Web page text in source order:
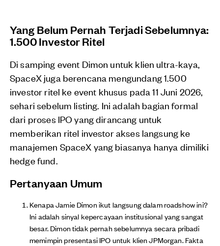
Yang Belum Pernah Terjadi Sebelumnya:
1.500 Investor Ritel
Di samping event Dimon untuk klien ultra-kaya,
SpaceX juga berencana mengundang 1.500
investor ritel ke event khusus pada 11 Juni 2026,
sehari sebelum listing. Ini adalah bagian formal
dari proses IPO yang dirancang untuk
memberikan ritel investor akses langsung ke
manajemen SpaceX yang biasanya hanya dimiliki
hedge fund.
Pertanyaan Umum
Kenapa Jamie Dimon ikut langsung dalam roadshow ini?
Ini adalah sinyal kepercayaan institusional yang sangat
besar. Dimon tidak pernah sebelumnya secara pribadi
memimpin presentasi IPO untuk klien JPMorgan. Fakta